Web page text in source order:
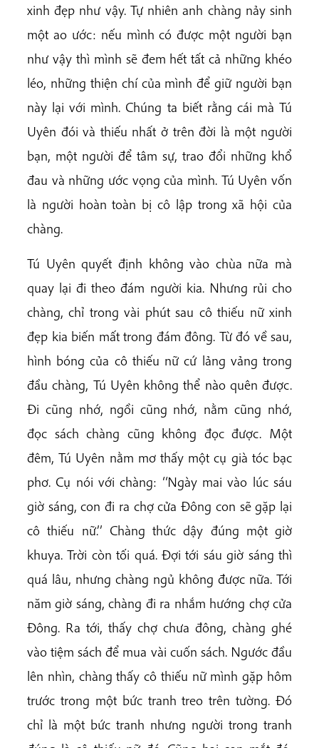
xinh đẹp như vậy. Tự nhiên anh chàng nảy sinh
một ao ước: nếu mình có được một người bạn
như vậy thì mình sẽ đem hết tất cả những khéo
léo, những thiện chí của mình để giữ người bạn
này lại với mình. Chúng ta biết rằng cái mà Tú
Uyên đói và thiếu nhất ở trên đời là một người
bạn, một người để tâm sự, trao đổi những khổ
đau và những ước vọng của mình. Tú Uyên vốn
là người hoàn toàn bị cô lập trong xã hội của
chàng.
Tú Uyên quyết định không vào chùa nữa mà
quay lại đi theo đám người kia. Nhưng rủi cho
chàng, chỉ trong vài phút sau cô thiếu nữ xinh
đẹp kia biến mất trong đám đông. Từ đó về sau,
hình bóng của cô thiếu nữ cứ lảng vảng trong
đầu chàng, Tú Uyên không thể nào quên được.
Đi cũng nhớ, ngồi cũng nhớ, nằm cũng nhớ,
đọc sách chàng cũng không đọc được. Một
đêm, Tú Uyên nằm mơ thấy một cụ già tóc bạc
phơ. Cụ nói với chàng: ‘‘Ngày mai vào lúc sáu
giờ sáng, con đi ra chợ cửa Đông con sẽ gặp lại
cô thiếu nữ.’’ Chàng thức dậy đúng một giờ
khuya. Trời còn tối quá. Đợi tới sáu giờ sáng thì
quá lâu, nhưng chàng ngủ không được nữa. Tới
năm giờ sáng, chàng đi ra nhắm hướng chợ cửa
Đông. Ra tới, thấy chợ chưa đông, chàng ghé
vào tiệm sách để mua vài cuốn sách. Ngước đầu
lên nhìn, chàng thấy cô thiếu nữ mình gặp hôm
trước trong một bức tranh treo trên tường. Đó
chỉ là một bức tranh nhưng người trong tranh